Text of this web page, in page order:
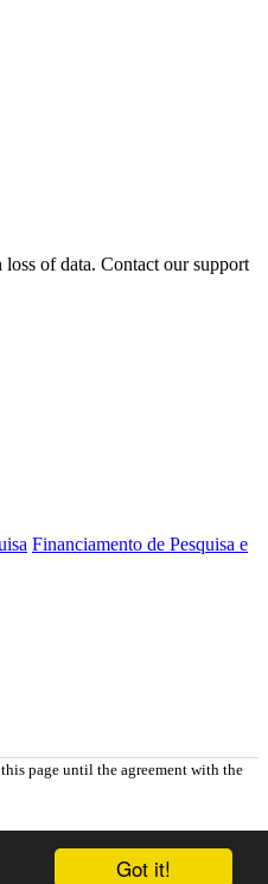
Got it!
of data. Contact our support
Financiamento de Pesquisa e
page until the agreement with the